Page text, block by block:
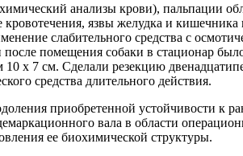
анализы крови), пальпации
язвы желудка и
слабительного средства с
помещения собаки в стационар
х 7 см. Сделали резекцию
средства длительного действия.
приобретенной устойчивости к
вала в области
ее биохимической структуры.